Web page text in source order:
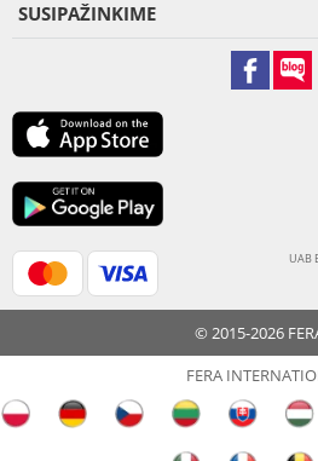
SUSIPAŽINKIME
UAB
© 2015-2026
FERA